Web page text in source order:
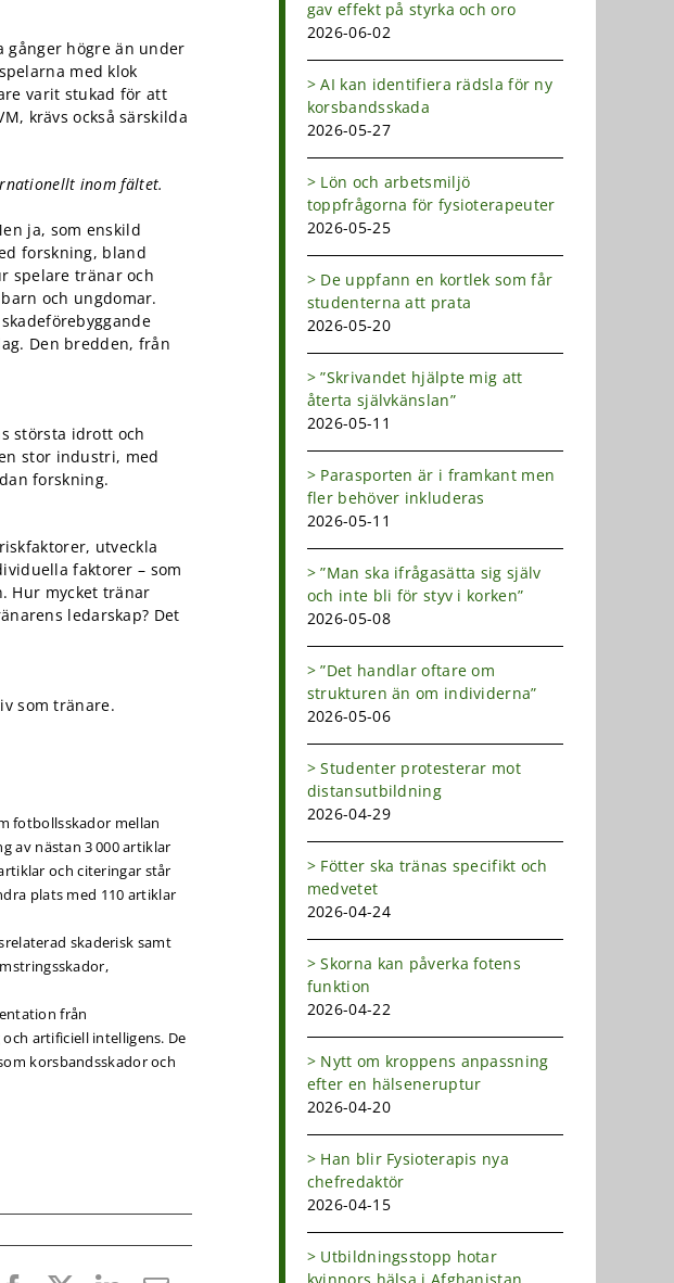
gånger högre än under
med klok
varit stukad för att
krävs också särskilda
inom fältet.
ja, som enskild
forskning, bland
spelare tränar och
och ungdomar.
Den bredden, från
största idrott och
stor industri, med
forskning.
utveckla
faktorer – som
Hur mycket tränar
ledarskap? Det
som tränare.
fotbollsskador mellan
av nästan 3 000 artiklar
och citeringar står
plats med 110 artiklar
skaderisk samt
från
artificiell intelligens. De
korsbandsskador och
gav effekt på styrka och oro
2026-06-02
AI kan identifiera rädsla för ny
korsbandsskada
2026-05-27
Lön och arbetsmiljö
toppfrågorna för fysioterapeuter
2026-05-25
De uppfann en kortlek som får
studenterna att prata
2026-05-20
”Skrivandet hjälpte mig att
återta självkänslan”
2026-05-11
Parasporten är i framkant men
fler behöver inkluderas
2026-05-11
”Man ska ifrågasätta sig själv
och inte bli för styv i korken”
2026-05-08
”Det handlar oftare om
strukturen än om individerna”
2026-05-06
Studenter protesterar mot
distansutbildning
2026-04-29
Fötter ska tränas specifikt och
medvetet
2026-04-24
Skorna kan påverka fotens
funktion
2026-04-22
Nytt om kroppens anpassning
efter en hälseneruptur
2026-04-20
Han blir Fysioterapis nya
chefredaktör
2026-04-15
Utbildningsstopp hotar
kvinnors hälsa i Afghanistan